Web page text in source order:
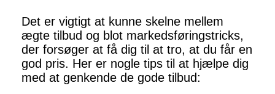
Det er vigtigt at kunne skelne mellem
ægte tilbud og blot markedsføringstricks,
der forsøger at få dig til at tro, at du får en
god pris. Her er nogle tips til at hjælpe dig
med at genkende de gode tilbud: